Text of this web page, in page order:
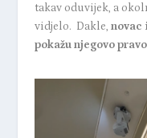
takav oduvijek, a
vidjelo. Dakle, novac
pokažu njegovo